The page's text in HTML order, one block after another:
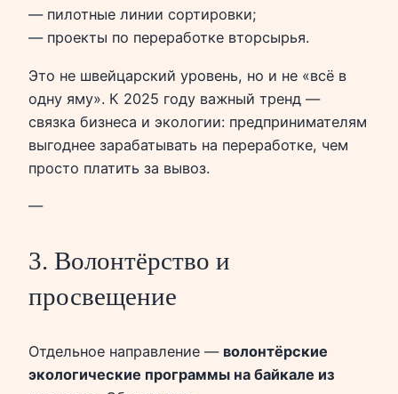
— пилотные линии сортировки;
— проекты по переработке вторсырья.
Это не швейцарский уровень, но и не «всё в
одну яму». К 2025 году важный тренд —
связка бизнеса и экологии: предпринимателям
выгоднее зарабатывать на переработке, чем
просто платить за вывоз.
—
3. Волонтёрство и
просвещение
Отдельное направление — волонтёрские
экологические программы на байкале из